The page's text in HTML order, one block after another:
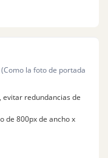
la foto de portada
redundancias de
de 800px de ancho x